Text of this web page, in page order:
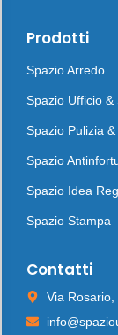
Prodotti
Spazio Arredo
Spazio Ufficio &
Spazio Pulizia
Spazio
Spazio Idea
Spazio Stampa
Contatti
Via Rosario,